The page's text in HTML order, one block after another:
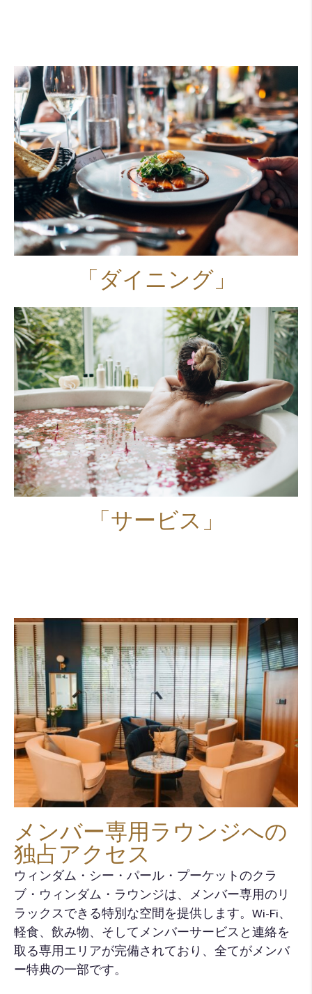
「ダイニング」
「サービス」
メンバー専用ラウンジへの
独占アクセス
ウィンダム・シー・パール・プーケットのクラ
ブ・ウィンダム・ラウンジは、メンバー専用のリ
ラックスできる特別な空間を提供します。Wi-Fi、
軽食、飲み物、そしてメンバーサービスと連絡を
取る専用エリアが完備されており、全てがメンバ
ー特典の一部です。